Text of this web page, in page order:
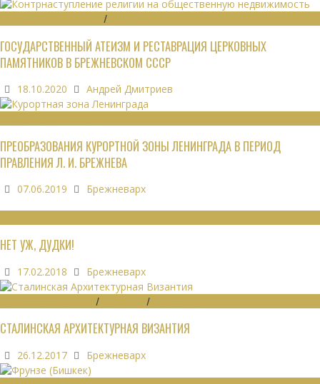
/
ГОСУДАРСТВЕННЫЙ АТЕИЗМ И РЕСТАВРАЦИЯ ЦЕРКОВНЫХ
ПАМЯТНИКОВ В БРЕЖНЕВСКОМ СССР
18.10.2020 Андрей Дмитриев
ПРЕОБРАЗОВАНИЯ КУРОРТНОЙ ЗОНЫ ЛЕНИНГРАДА В ПЕРИОД
ПРАВЛЕНИЯ Л. И. БРЕЖНЕВА
07.06.2019 Брежневарх
НЕТ УЖ, ДУДКИ!
17.02.2018 Брежневарх
/ /
СТАЛИНСКАЯ АРХИТЕКТУРНАЯ ВИЗАНТИЯ
26.12.2017 Брежневарх